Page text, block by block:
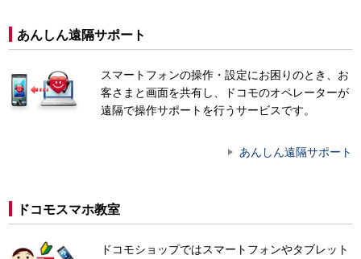
あんしん遠隔サポート
スマートフォンの操作・設定にお困りのとき、お
客さまと画面を共有し、ドコモのオペレーターが
遠隔で操作サポートを行うサービスです。
あんしん遠隔サポート
ドコモスマホ教室
ドコモショップではスマートフォンやタブレット